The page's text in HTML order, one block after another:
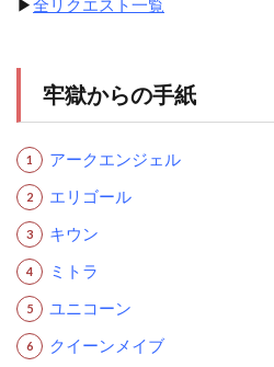
牢獄からの手紙
アークエンジェル
エリゴール
キウン
ミトラ
ユニコーン
クイーンメイブ